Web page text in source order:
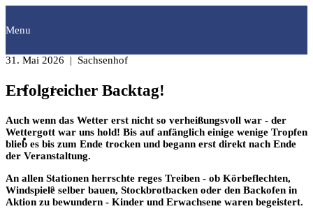
Menu
Startseite
Fachgruppen
Archäologie
31. Mai 2026 | Sachsenhof
Erfolgreicher Backtag!
Auch wenn das Wetter erst nicht so verheißungsvoll war - der
Wettergott war uns hold! Bis auf anfänglich einige wenige Tropfen
blieb es bis zum Ende trocken und begann erst direkt nach Ende
der Veranstaltung.
An allen Stationen herrschte reges Treiben - ob Körbeflechten,
Windspiele selber bauen, Stockbrotbacken oder den Backofen in
Aktion zu bewundern - Kinder und Erwachsene waren begeistert.